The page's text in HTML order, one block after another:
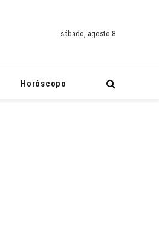
sábado, agosto 8
Horóscopo